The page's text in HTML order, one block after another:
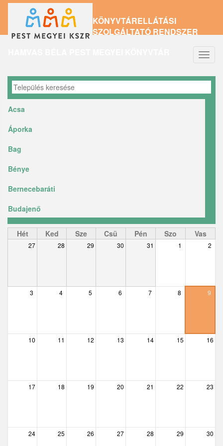
tartalomra
KÖNYVTÁRELLÁTÁSI
SZOLGÁLTATÓ RENDSZER
Acsa
Áporka
Bag
Bénye
Bernecebaráti
Budajenő
Ceglédbercel
Csemő
Csobánka
Délegyháza
Dunabogdány
Hét Ked Sze Csü Pén Szo Vas
27 28 29 30 31 1 2
3 4 5 6 7 8 9
10 11 12 13 14 15 16
17 18 19 20 21 22 23
24 25 26 27 28 29 30